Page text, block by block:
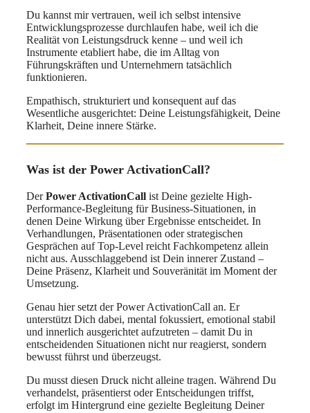
Du kannst mir vertrauen, weil ich selbst intensive
Entwicklungsprozesse durchlaufen habe, weil ich die
Realität von Leistungsdruck kenne – und weil ich
Instrumente etabliert habe, die im Alltag von
Führungskräften und Unternehmern tatsächlich
funktionieren.
Empathisch, strukturiert und konsequent auf das
Wesentliche ausgerichtet: Deine Leistungsfähigkeit, Deine
Klarheit, Deine innere Stärke.
Was ist der Power ActivationCall?
DerPower ActivationCall ist Deine gezielte High-
Performance-Begleitung für Business-Situationen, in
denen Deine Wirkung über Ergebnisse entscheidet. In
Verhandlungen, Präsentationen oder strategischen
Gesprächen auf Top-Level reicht Fachkompetenz allein
nicht aus. Ausschlaggebend ist Dein innerer Zustand –
Deine Präsenz, Klarheit und Souveränität im Moment der
Umsetzung.
Genau hier setzt der Power ActivationCall an. Er
unterstützt Dich dabei, mental fokussiert, emotional stabil
und innerlich ausgerichtet aufzutreten – damit Du in
entscheidenden Situationen nicht nur reagierst, sondern
bewusst führst und überzeugst.
Du musst diesen Druck nicht alleine tragen. Während Du
verhandelst, präsentierst oder Entscheidungen triffst,
erfolgt im Hintergrund eine gezielte Begleitung Deiner